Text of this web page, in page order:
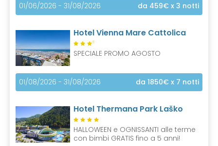
01/06/2026 - 31/08/2026
da 459€ x 3 notti
Hotel Vienna Mare Cattolica
S
SPECIALE PROMO AGOSTO
01/08/2026 - 31/08/2026 da 1850€ x 7 notti
Hotel Thermana Park Laško
HALLOWEEN e OGNISSANTI alle terme
con bimbi GRATIS fino a 5 anni!